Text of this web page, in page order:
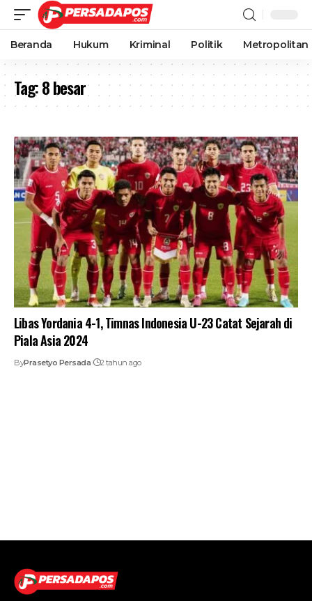
Beranda Hukum Kriminal Politik Metropolitan
Tag:8 besar
Libas Yordania 4-1, Timnas Indonesia U-23 Catat Sejarah di
Piala Asia 2024
ByPrasetyo Persada 2 tahun ago